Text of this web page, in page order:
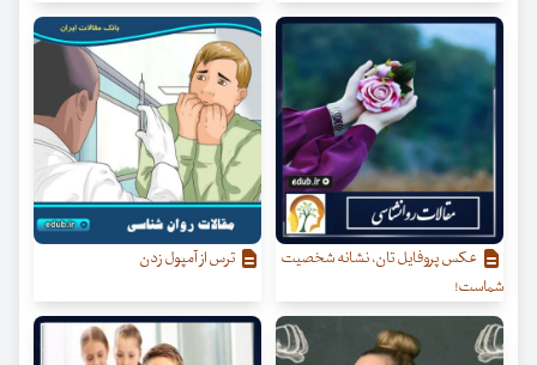
عکس پروفایل تان، نشانه شخصیت
شماست!
ترس از آمپول زدن